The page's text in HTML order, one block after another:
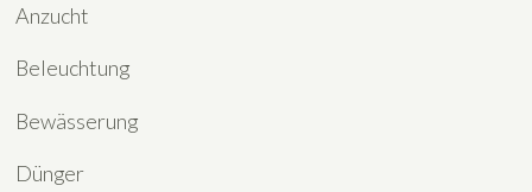
Anzucht
Beleuchtung
Bewässerung
Dünger